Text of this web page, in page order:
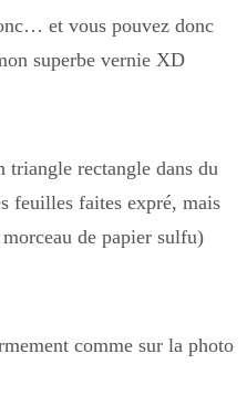
et vous pouvez donc
superbe vernie XD
triangle rectangle dans du
feuilles faites expré, mais
de papier sulfu)
comme sur la photo